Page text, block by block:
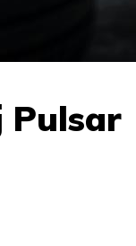
Pulsar